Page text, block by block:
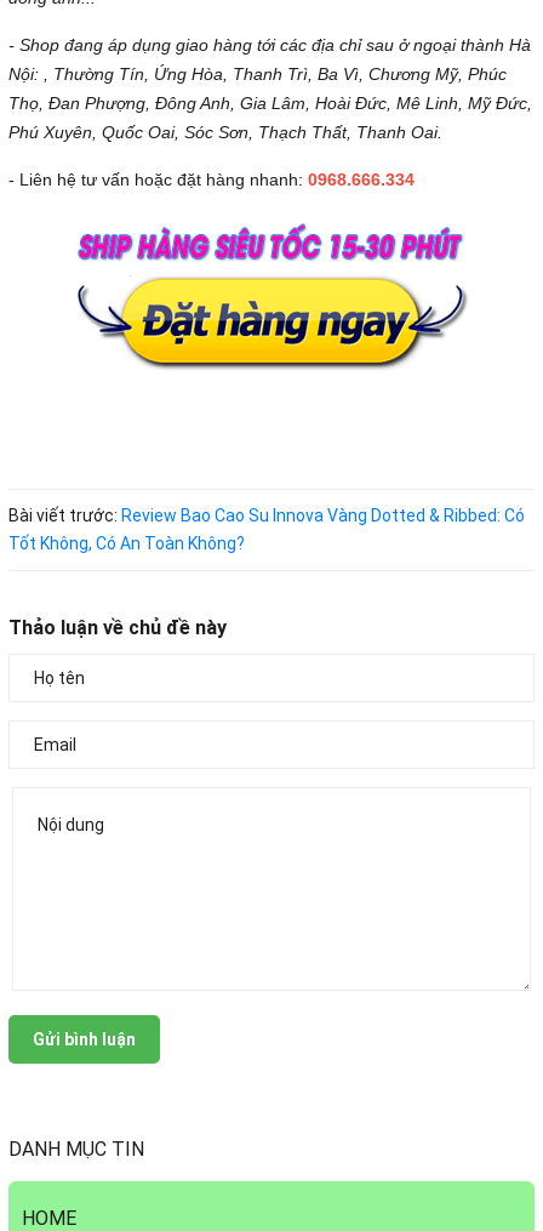
DANH MỤC TIN
HOME
- Shop đang áp dụng giao hàng tới các địa chỉ sau ở ngoại thành Hà
Nội: , Thường Tín, Ứng Hòa, Thanh Trì, Ba Vì, Chương Mỹ, Phúc
Thọ, Đan Phượng, Đông Anh, Gia Lâm, Hoài Đức, Mê Linh, Mỹ Đức,
Phú Xuyên, Quốc Oai, Sóc Sơn, Thạch Thất, Thanh Oai.
- Liên hệ tư vấn hoặc đặt hàng nhanh: 0968.666.334
Bài viết trước: Review Bao Cao Su Innova Vàng Dotted & Ribbed: Có
Tốt Không, Có An Toàn Không?
Thảo luận về chủ đề này
Gửi bình luận